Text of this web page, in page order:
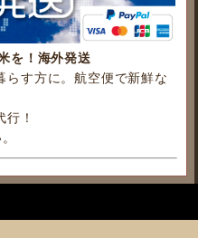
を！海外発送
らす方に。航空便で新鮮な
！